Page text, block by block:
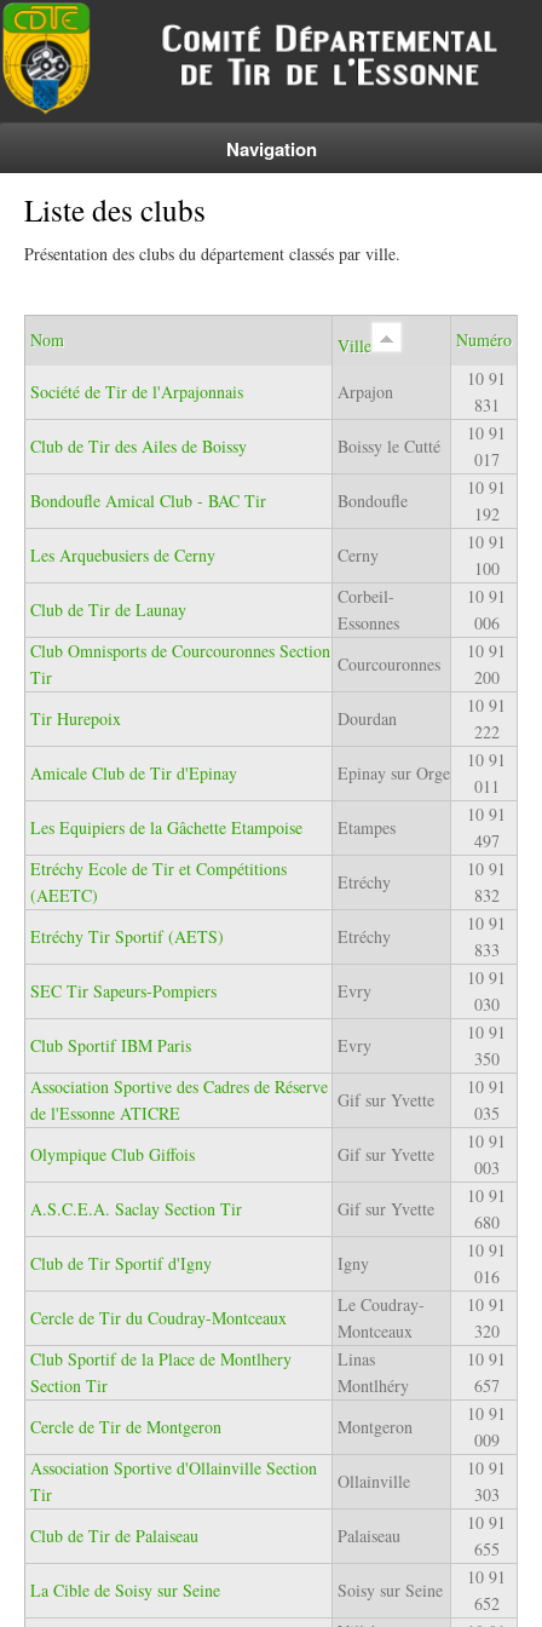
Navigation
Liste des clubs
Présentation des clubs du département classés par ville.
Nom Ville Numéro
Société de Tir de l'Arpajonnais Arpajon
10 91
831
Club de Tir des Ailes de Boissy
Boissy le Cutté
10 91
017
Bondoufle Amical Club - BAC Tir
Bondoufle
10 91
192
Les Arquebusiers de Cerny
Cerny
10 91
100
Club de Tir de Launay
Corbeil-
Essonnes
10 91
006
Club Omnisports de Courcouronnes Section
Tir
Courcouronnes
10 91
200
Tir Hurepoix
Dourdan
10 91
222
Amicale Club de Tir d'Epinay
Epinay sur Orge
10 91
011
Les Equipiers de la Gâchette Etampoise
Etampes
10 91
497
Etréchy Ecole de Tir et Compétitions
(AEETC)
Etréchy
10 91
832
Etréchy Tir Sportif (AETS)
Etréchy
10 91
833
SEC Tir Sapeurs-Pompiers
Evry
10 91
030
Club Sportif IBM Paris
Evry
10 91
350
Association Sportive des Cadres de Réserve
de l'Essonne ATICRE
Gif sur Yvette
10 91
035
Olympique Club Giffois
Gif sur Yvette
10 91
003
A.S.C.E.A. Saclay Section Tir
Gif sur Yvette
10 91
680
Club de Tir Sportif d'Igny
Igny
10 91
016
Cercle de Tir du Coudray-Montceaux
Le Coudray-
Montceaux
10 91
320
Club Sportif de la Place de Montlhery
Section Tir
Linas
Montlhéry
10 91
657
Cercle de Tir de Montgeron
Montgeron
10 91
009
Association Sportive d'Ollainville Section
Tir
Ollainville
10 91
303
Club de Tir de Palaiseau
Palaiseau
10 91
655
La Cible de Soisy sur Seine
Soisy sur Seine
10 91
652